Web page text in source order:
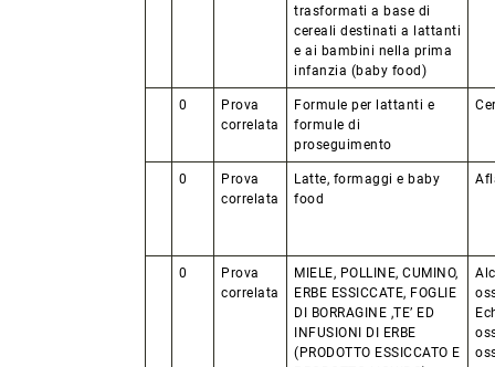
trasformati a base di
cereali destinati a lattanti
e ai bambini nella prima
infanzia (baby food)
0
Prova
correlata
Formule per lattanti e
formule di
proseguimento
0
Prova
correlata
Latte, formaggi e baby
food
0
Prova
correlata
MIELE, POLLINE, CUMINO,
ERBE ESSICCATE, FOGLIE
DI BORRAGINE ,TE’ ED
INFUSIONI DI ERBE
(PRODOTTO ESSICCATO E